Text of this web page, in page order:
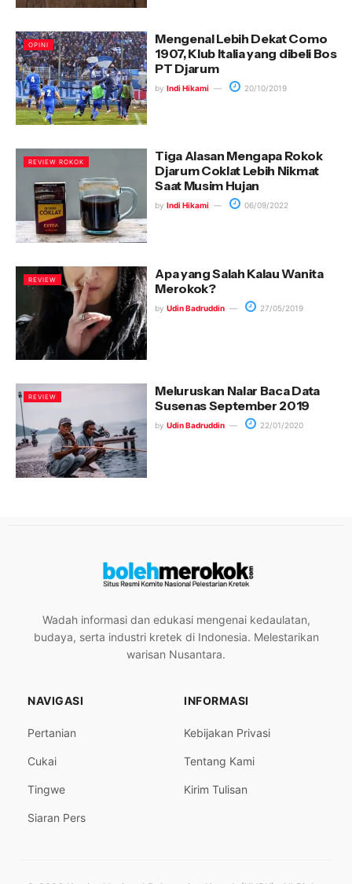
OPINI
Mengenal Lebih Dekat Como
1907, Klub Italia yang dibeli Bos
PT Djarum
by Indi Hikami 20/10/2019
REVIEW ROKOK
Tiga Alasan Mengapa Rokok
Djarum Coklat Lebih Nikmat
Saat Musim Hujan
by Indi Hikami 06/09/2022
REVIEW
Apa yang Salah Kalau Wanita
Merokok?
by Udin Badruddin 27/05/2019
REVIEW
Meluruskan Nalar Baca Data
Susenas September 2019
by Udin Badruddin 22/01/2020
Wadah informasi dan edukasi mengenai kedaulatan,
budaya, serta industri kretek di Indonesia. Melestarikan
warisan Nusantara.
NAVIGASI
Pertanian
Cukai
Tingwe
Siaran Pers
INFORMASI
Kebijakan Privasi
Tentang Kami
Kirim Tulisan